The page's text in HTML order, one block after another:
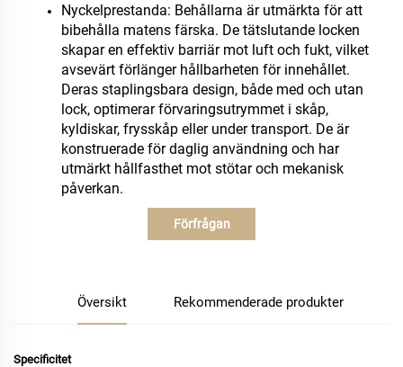
Nyckelprestanda: Behållarna är utmärkta för att
bibehålla matens färska. De tätslutande locken
skapar en effektiv barriär mot luft och fukt, vilket
avsevärt förlänger hållbarheten för innehållet.
Deras staplingsbara design, både med och utan
lock, optimerar förvaringsutrymmet i skåp,
kyldiskar, frysskåp eller under transport. De är
konstruerade för daglig användning och har
utmärkt hållfasthet mot stötar och mekanisk
påverkan.
Förfrågan
Översikt Rekommenderade produkter
Specificitet